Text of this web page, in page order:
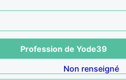
Profession de Yode39
Non renseigné